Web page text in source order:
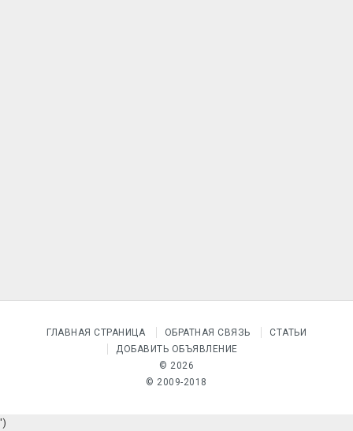
ГЛАВНАЯ СТРАНИЦА ОБРАТНАЯ СВЯЗЬ
СТАТЬИ
ДОБАВИТЬ ОБЪЯВЛЕНИЕ
© 2026
© 2009-2018
')